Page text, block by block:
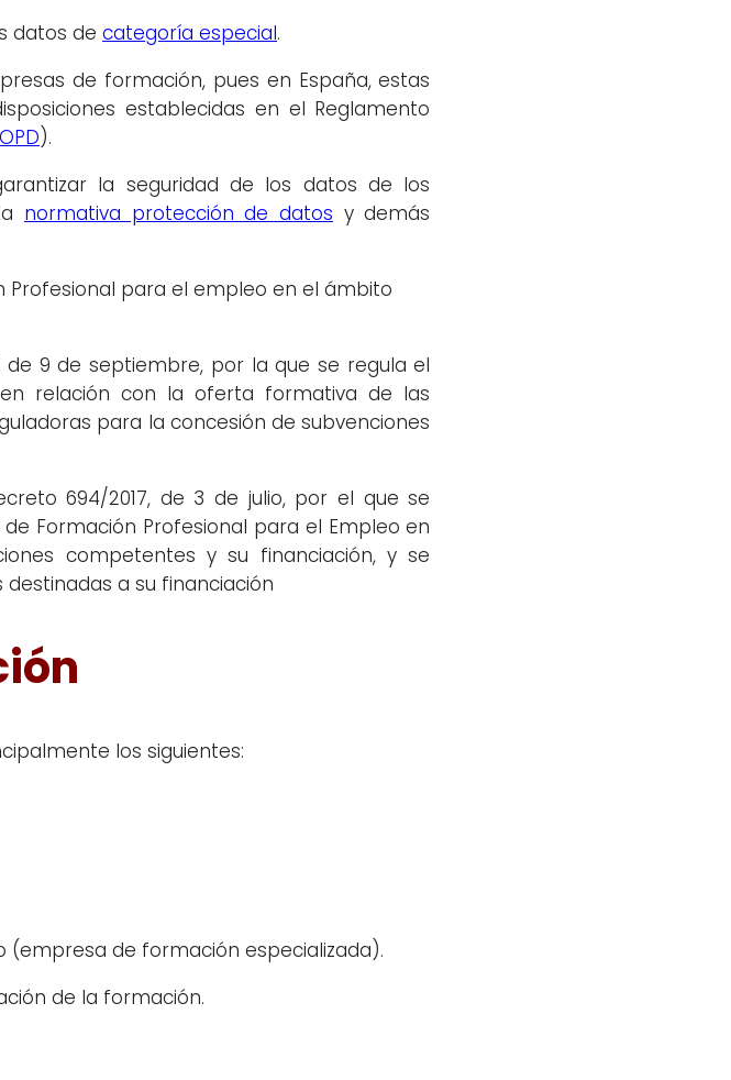
datos de categoría especial.
de formación, pues en España, estas
establecidas en el Reglamento
).
la seguridad de los datos de los
normativa protección de datos y demás
Profesional para el empleo en el ámbito
de 9 de septiembre, por la que se regula el
relación con la oferta formativa de las
para la concesión de subvenciones
694/2017, de 3 de julio, por el que se
Formación Profesional para el Empleo en
competentes y su financiación, y se
a su financiación
los siguientes:
de formación especializada).
de la formación.